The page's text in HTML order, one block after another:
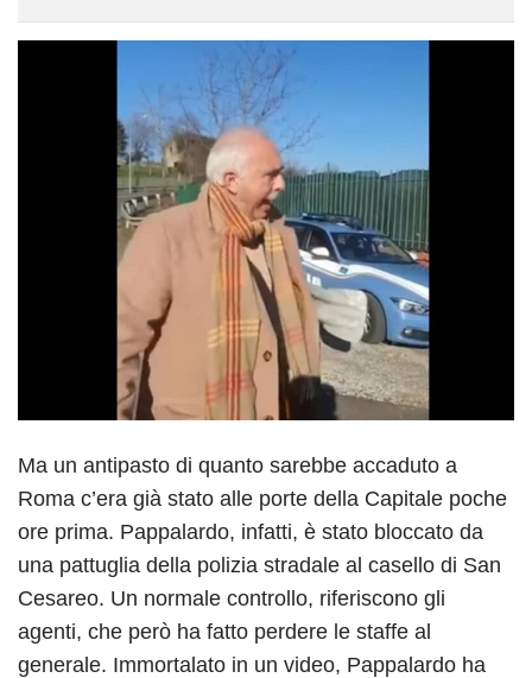
Ma un antipasto di quanto sarebbe accaduto a
Roma c’era già stato alle porte della Capitale poche
ore prima. Pappalardo, infatti, è stato bloccato da
una pattuglia della polizia stradale al casello di San
Cesareo. Un normale controllo, riferiscono gli
agenti, che però ha fatto perdere le staffe al
generale. Immortalato in un video, Pappalardo ha